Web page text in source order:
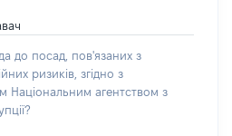
до посад, пов'язаних з
ризиків, згідно з
Національним агентством з